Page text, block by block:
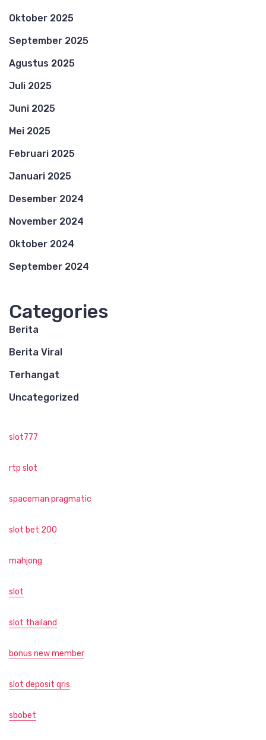
Oktober 2025
September 2025
Agustus 2025
Juli 2025
Juni 2025
Mei 2025
Februari 2025
Januari 2025
Desember 2024
November 2024
Oktober 2024
September 2024
Categories
Berita
Berita Viral
Terhangat
Uncategorized
slot777
rtp slot
spaceman pragmatic
slot bet 200
mahjong
slot
slot thailand
bonus new member
slot deposit qris
sbobet